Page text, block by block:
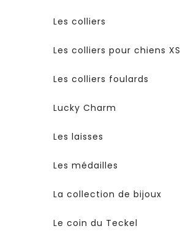
Les colliers
Les colliers pour chiens XS
Les colliers foulards
Lucky Charm
Les laisses
Les médailles
La collection de bijoux
Le coin du Teckel